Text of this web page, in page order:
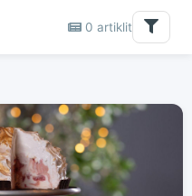
0 artiklit